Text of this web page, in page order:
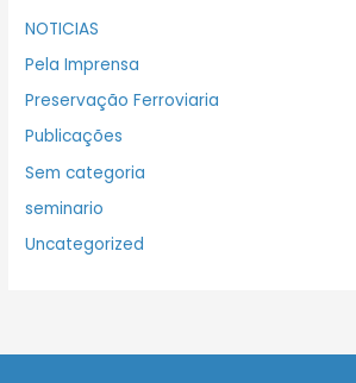
NOTICIAS
Pela Imprensa
Preservação Ferroviaria
Publicações
Sem categoria
seminario
Uncategorized